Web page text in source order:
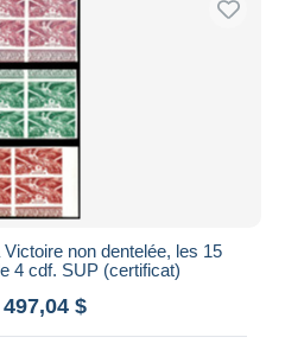
non dentelée, les 15
4 cdf. SUP (certificat)
$